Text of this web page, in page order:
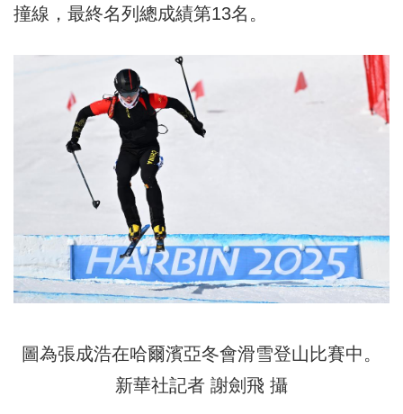
撞線，最終名列總成績第13名。
圖為張成浩在哈爾濱亞冬會滑雪登山比賽中。
新華社記者 謝劍飛 攝